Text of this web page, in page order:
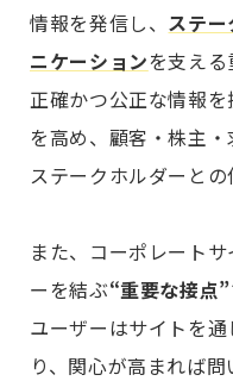
情報を発信し、 ステ
ニケーションを支える
正確かつ公正な情報
を高め、顧客・株主
ステークホルダーとの
また、コーポレート
ーを結ぶ“重要な接点”
ユーザーはサイトを
り、関心が高まれば